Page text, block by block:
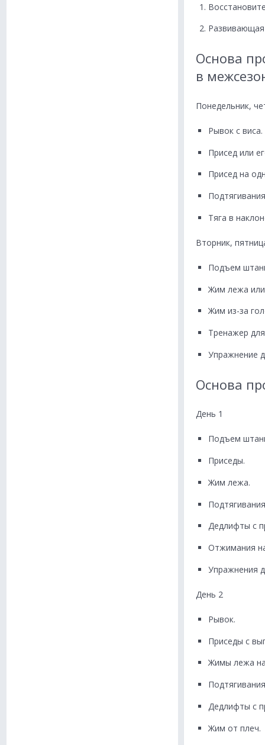
Развивающая
Основа
в
Понедельник,
Рывок с виса.
Присед или
Присед на
Тяга в
Вторник,
Подъем
Жим лежа
Жим из-за
Тренажер
Упражнение
Основа
День 1
Подъем
Приседы.
Жим лежа.
Дедлифты с
Отжимания
Упражнения
День 2
Рывок.
Приседы с
Жимы лежа
Дедлифты с
Жим от плеч.